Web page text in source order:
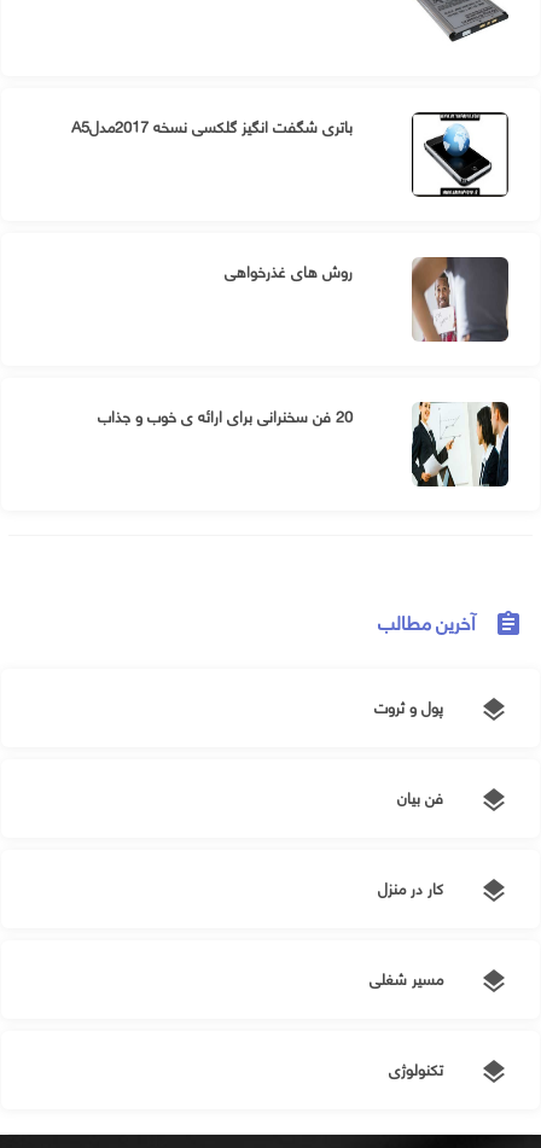
باتری شگفت انگیز گلکسی نسخه 2017مدلA5
روش های غذرخواهی
20 فن سخنرانی برای ارائه ی خوب و جذاب
assignment آخرین مطالب
layers پول و ثروت
layers فن بیان
layers کار در منزل
layers مسیر شغلی
layers تکنولوژی